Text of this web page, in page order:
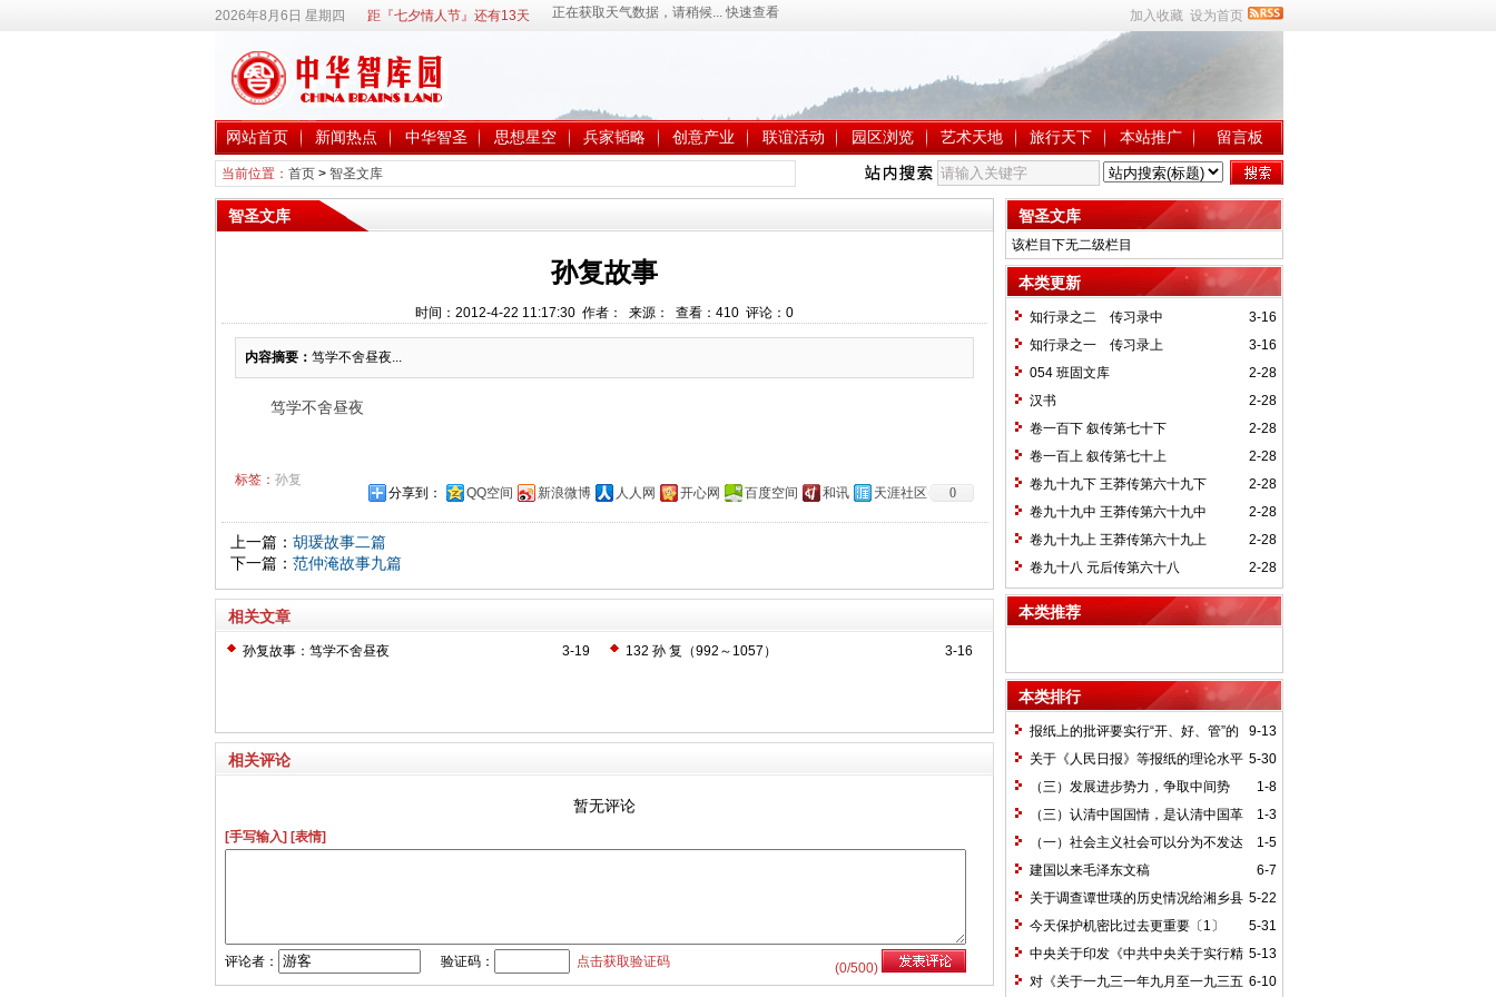
2026年8月6日 星期四 距『七夕情人节』还有13天 加入收藏 设为首页
网站首页 新闻热点 中华智圣 思想星空 兵家韬略 创意产业 联谊活动 园区浏览 艺术天地 旅行天下 本站推广 留言板
当前位置： 首页> 智圣文库
智圣文库
孙复故事
时间：2012-4-22 11:17:30 作者： 来源： 查看： 410评论： 0
内容摘要： 笃学不舍昼夜...
笃学不舍昼夜
标签： 孙复
分享到：
QQ空间 新浪微博 人人网 开心网 百度空间 和讯 天涯社区 0
上一篇： 胡瑗故事二篇
下一篇： 范仲淹故事九篇
相关文章
3-19
孙复故事：笃学不舍昼夜 3-16
132 孙 复（992～1057）
相关评论
暂无评论
[手写输入] [表情]
(0/500)
评论者： 验证码： 点击获取验证码
智圣文库
该栏目下无二级栏目
本类更新
3-16
知行录之二 传习录中
3-16
知行录之一 传习录上
2-28
054 班固文库
2-28
汉书
2-28
卷一百下 叙传第七十下
2-28
卷一百上 叙传第七十上
2-28
卷九十九下 王莽传第六十九下
2-28
卷九十九中 王莽传第六十九中
2-28
卷九十九上 王莽传第六十九上
2-28
卷九十八 元后传第六十八
本类推荐
本类排行
9-13
报纸上的批评要实行“开、好、管”的
方针*
5-30
关于《人民日报》等报纸的理论水平
的批语〔1〕
1-8
（三）发展进步势力，争取中间势
力，孤立顽固势力
1-3
（三）认清中国国情，是认清中国革
命一切问题的基本依据
1-5
（一）社会主义社会可以分为不发达
和比较发达两个阶段
6-7
建国以来毛泽东文稿
5-22
关于调查谭世瑛的历史情况给湘乡县
委的信和给谭世瑛的复信
5-31
今天保护机密比过去更重要〔1〕
5-13
中央关于印发《中共中央关于实行精
兵简政、增产节约、反对贪污、反对浪费
6-10
对《关于一九三一年九月至一九三五